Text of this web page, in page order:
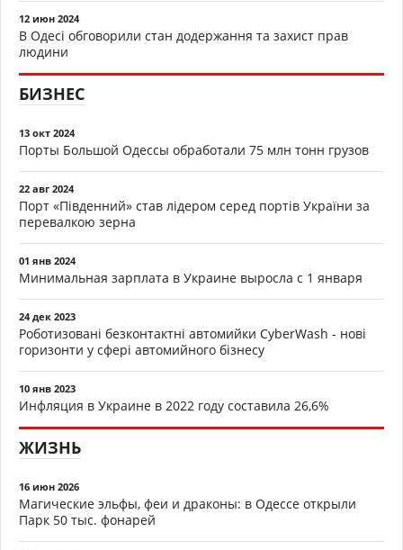
12 июн 2024
В Одесі обговорили стан додержання та захист прав
людини
БИЗНЕС
13 окт 2024
Порты Большой Одессы обработали 75 млн тонн грузов
22 авг 2024
Порт «Південний» став лідером серед портів України за
перевалкою зерна
01 янв 2024
Минимальная зарплата в Украине выросла с 1 января
24 дек 2023
Роботизовані безконтактні автомийки CyberWash - нові
горизонти у сфері автомийного бізнесу
10 янв 2023
Инфляция в Украине в 2022 году составила 26,6%
ЖИЗНЬ
16 июн 2026
Магические эльфы, феи и драконы: в Одессе открыли
Парк 50 тыс. фонарей